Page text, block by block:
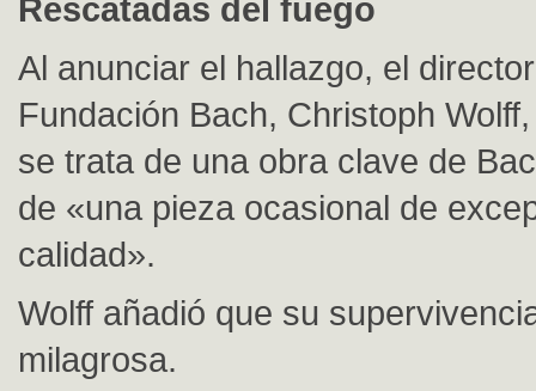
Rescatadas del fuego
Al anunciar el hallazgo, el
Fundación Bach, Christoph
se trata de una obra clave de
de «una pieza ocasional de
calidad».
Wolff añadió que su
milagrosa.